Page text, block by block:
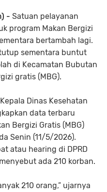
- Satuan pelayanan
program Makan Bergizi
bertambah lagi.
sementara buntut
di Kecamatan Bubutan
gratis (MBG).
Dinas Kesehatan
data terbaru
Bergizi Gratis (MBG)
Senin (11/5/2026).
atau hearing di DPRD
ada 210 korban.
210 orang,” ujarnya